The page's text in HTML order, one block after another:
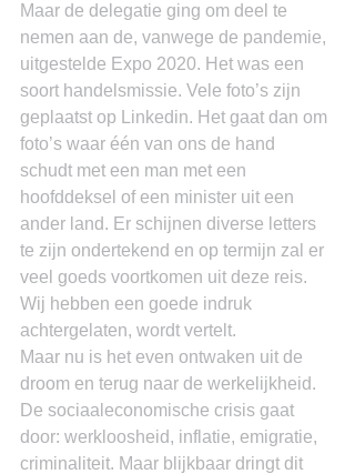
Maar de delegatie ging om deel te
nemen aan de, vanwege de pandemie,
uitgestelde Expo 2020. Het was een
soort handelsmissie. Vele foto’s zijn
geplaatst op Linkedin. Het gaat dan om
foto’s waar één van ons de hand
schudt met een man met een
hoofddeksel of een minister uit een
ander land. Er schijnen diverse letters
te zijn ondertekend en op termijn zal er
veel goeds voortkomen uit deze reis.
Wij hebben een goede indruk
achtergelaten, wordt vertelt.
Maar nu is het even ontwaken uit de
droom en terug naar de werkelijkheid.
De sociaaleconomische crisis gaat
door: werkloosheid, inflatie, emigratie,
criminaliteit. Maar blijkbaar dringt dit